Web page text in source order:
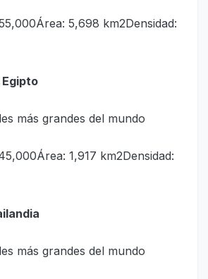
5,698 km2Densidad:
Egipto
1,917 km2Densidad: